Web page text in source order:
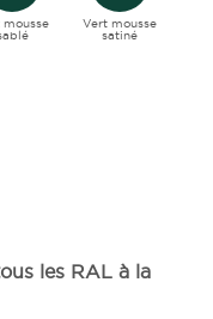
mousse Vert mousse
satiné
les RAL à la